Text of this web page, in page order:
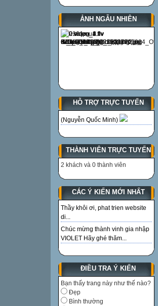
ẢNH NGẪU NHIÊN
HỖ TRỢ TRỰC TUYẾN
(Nguyễn Quốc Minh)
THÀNH VIÊN TRỰC TUYẾN
2 khách và 0 thành viên
CÁC Ý KIẾN MỚI NHẤT
Thầy khôi ơi, phat trien website
di...
Chúc mừng thành vinh gia nhập
VIOLET Hãy ghé thăm...
ĐIỀU TRA Ý KIẾN
Bạn thấy trang này như thế nào?
Đẹp
Bình thường